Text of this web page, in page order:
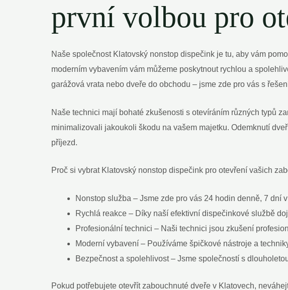
první volbou pro
Naše společnost Klatovský nonstop dispečink je tu, aby vám
moderním vybavením vám můžeme poskytnout rychlou a
garážová vrata nebo dveře do obchodu – jsme zde pro vás s
Naše technici mají bohaté zkušenosti s otevíráním různých typů
minimalizovali jakoukoli škodu na vašem majetku. Odemknutí
příjezd.
Proč si vybrat Klatovský nonstop dispečink pro otevření vašich
Nonstop služba – Jsme zde pro vás 24 hodin denně, 7 dní
Rychlá reakce – Díky naší efektivní dispečinkové službě
Profesionální technici – Naši technici jsou zkušení
Moderní vybavení – Používáme špičkové nástroje a
Bezpečnost a spolehlivost – Jsme společností s
Pokud potřebujete otevřít zabouchnuté dveře v Klatovech,